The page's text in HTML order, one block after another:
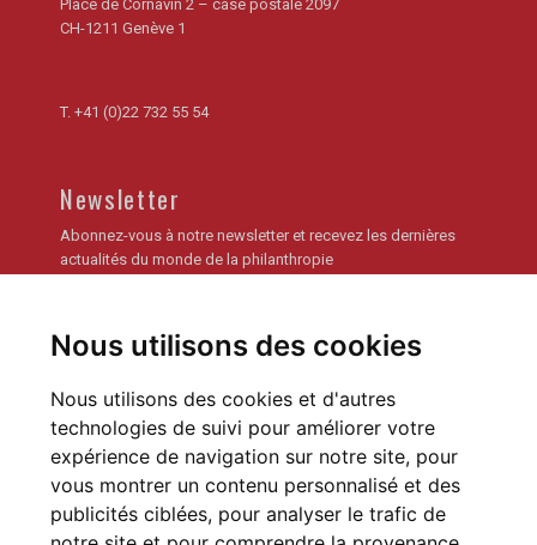
Nous utilisons des cookies
Nous utilisons des cookies et d'autres
technologies de suivi pour améliorer votre
expérience de navigation sur notre site, pour
vous montrer un contenu personnalisé et des
publicités ciblées, pour analyser le trafic de
Place de Cornavin 2 – case postale 2097
CH-1211 Genève 1
T. +41 (0)22 732 55 54
Newsletter
Abonnez-vous à notre newsletter et recevez les dernières
actualités du monde de la philanthropie